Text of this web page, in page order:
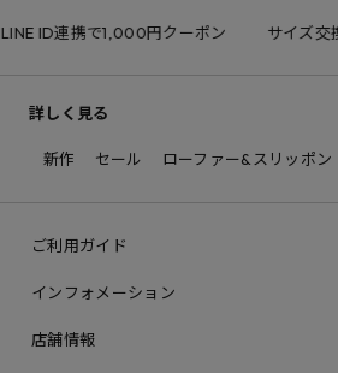
ID連携で1,000円クーポン サイズ交
詳しく見る
新作 セール ローファー&スリッポン
ご利用ガイド
インフォメーション
店舗情報